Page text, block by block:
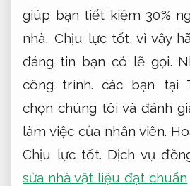
giúp bạn tiết kiệm 30%
nhà, Chịu lực tốt. vì vậy
đáng tin bạn có lẽ gọi.
công trình. các bạn tại
chọn chúng tôi và đánh
làm việc của nhân viên.
Chịu lực tốt. Dịch vụ
sửa nhà vật liệu đạt chuẩn